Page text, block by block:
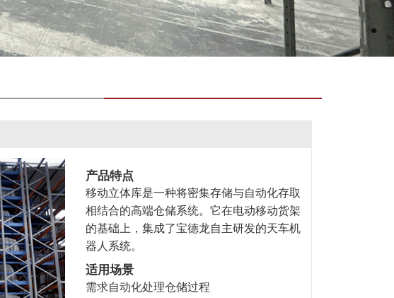
产品特点
移动立体库是一种将密集存储与自动化存取
相结合的高端仓储系统。它在电动移动货架
的基础上，集成了宝德龙自主研发的天车机
器人系统。
适用场景
需求自动化处理仓储过程